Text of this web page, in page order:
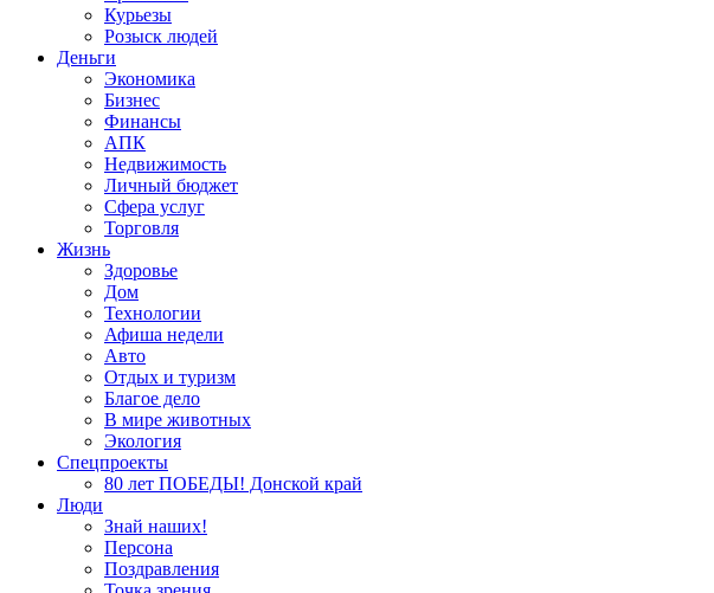
Курьезы
Розыск людей
Деньги
Экономика
Бизнес
Финансы
АПК
Недвижимость
Личный бюджет
Сфера услуг
Торговля
Жизнь
Здоровье
Дом
Технологии
Афиша недели
Авто
Отдых и туризм
Благое дело
В мире животных
Экология
Спецпроекты
80 лет ПОБЕДЫ! Донской край
Люди
Знай наших!
Персона
Поздравления